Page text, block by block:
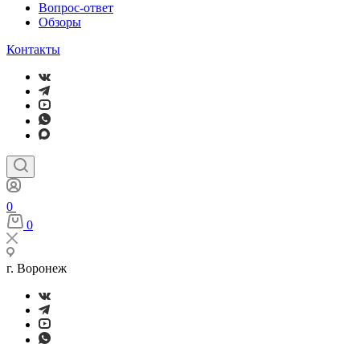
Вопрос-ответ
Обзоры
Контакты
0
0
г. Воронеж